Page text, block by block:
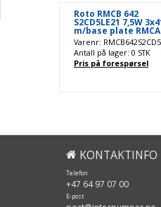
Roto RMCB 642
S2CD5LE21 7,5W
m/base plate
Varenr:
Antall på lager: 0 STK
Pris på forespørsel
KONTAKTINFO
Telefon
+47 64 97 07 00
E-post